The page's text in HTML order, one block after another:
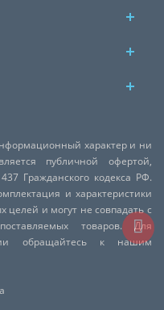
характер и ни
публичной офертой,
Гражданского кодекса РФ.
и характеристики
целей и могут не совпадать с
товаров. Для
обращайтесь к нашим